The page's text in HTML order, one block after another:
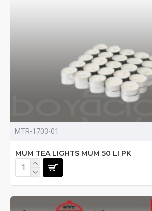
MTR-1703-01
MUM TEA LIGHTS MUM 50 LI PK